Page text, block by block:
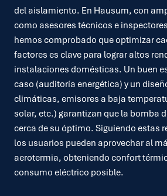
del aislamiento. En Hausum, con
como asesores técnicos e
hemos comprobado que optimizar
factores es clave para lograr altos
instalaciones domésticas. Un buen
caso (auditoría energética) y un
climáticas, emisores a baja
solar, etc.) garantizan que la bomba
cerca de su óptimo. Siguiendo estas
los usuarios pueden aprovechar al
aerotermia, obteniendo confort
consumo eléctrico posible.